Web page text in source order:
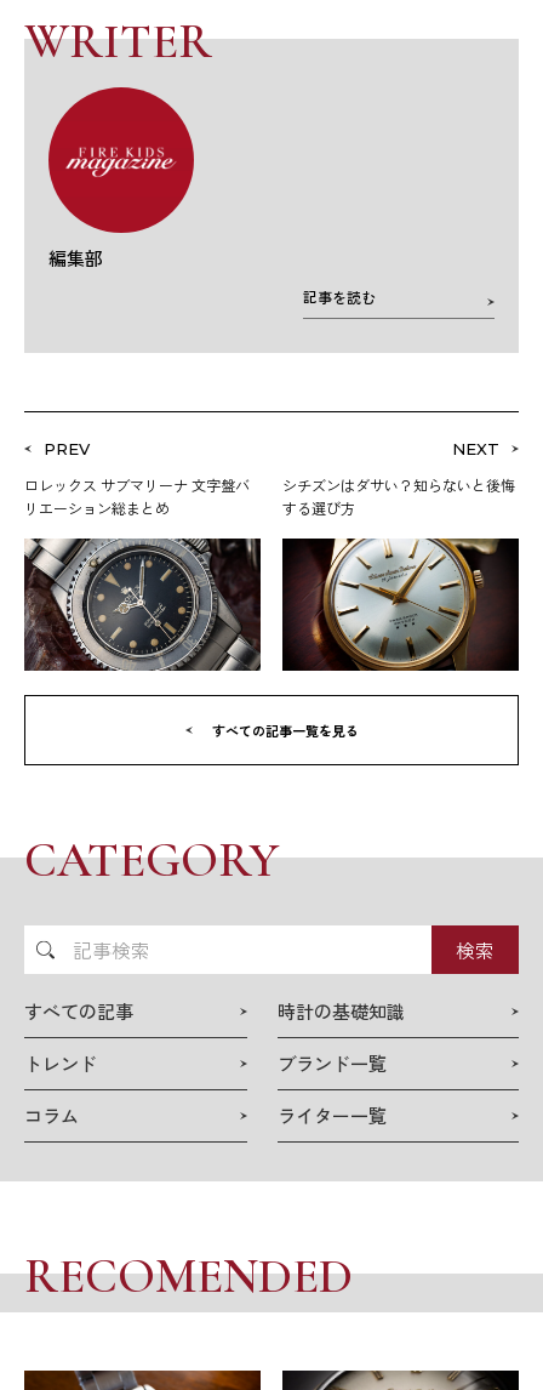
WRITER
編集部
記事を読む
CATEGORY
記
事
検
索
すべての記事
トレンド
コラム
時計の基礎知識
ブランド一覧
ライター一覧
PREV
ロレックス サブマリーナ 文字盤バ
リエーション総まとめ
NEXT
シチズンはダサい？知らないと後悔
する選び方
すべての記事一覧を見る
RECOMENDED